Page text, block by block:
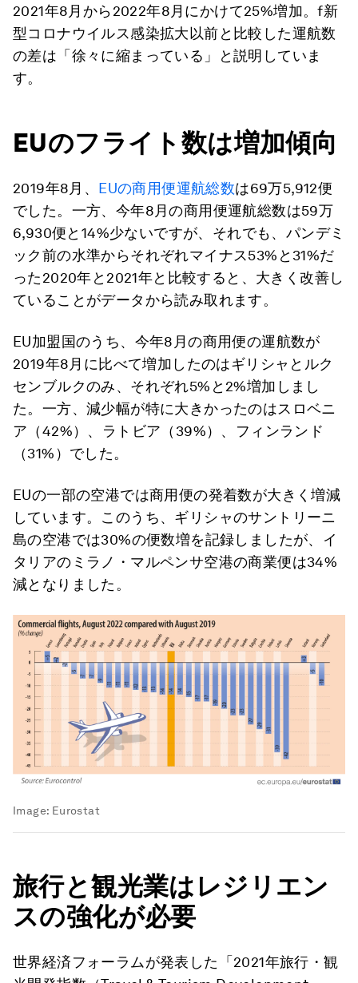
2021年8月から2022年8月にかけて25%増加。f新
型コロナウイルス感染拡大以前と比較した運航数
の差は「徐々に縮まっている」と説明していま
す。
EUのフライト数は増加傾向
2019年8月、 EUの商用便運航総数は69万5,912便
でした。一方、今年8月の商用便運航総数は59万
6,930便と14%少ないですが、それでも、パンデミ
ック前の水準からそれぞれマイナス53%と31%だ
った2020年と2021年と比較すると、大きく改善し
ていることがデータから読み取れます。
EU加盟国のうち、今年8月の商用便の運航数が
2019年8月に比べて増加したのはギリシャとルク
センブルクのみ、それぞれ5%と2%増加しまし
た。一方、減少幅が特に大きかったのはスロベニ
ア（42%）、ラトビア（39%）、フィンランド
（31%）でした。
EUの一部の空港では商用便の発着数が大きく増減
しています。このうち、ギリシャのサントリーニ
島の空港では30%の便数増を記録しましたが、イ
タリアのミラノ・マルペンサ空港の商業便は34%
減となりました。
Image: Eurostat
旅行と観光業はレジリエン
スの強化が必要
世界経済フォーラムが発表した「2021年旅行・観